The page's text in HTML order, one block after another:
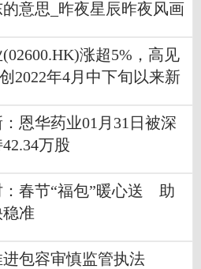
意思_昨夜星辰昨夜风画
涨超5%，高见
2022年4月中下旬以来新
恩华药业01月31日被深
万股
：春节“福包”暖心送 助
准
包容审慎监管执法